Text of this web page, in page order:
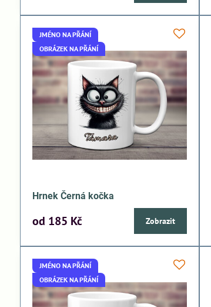
JMÉNO NA PŘÁNÍ
OBRÁZEK NA PŘÁNÍ
Hrnek Černá kočka
od 185 Kč Zobrazit
JMÉNO NA PŘÁNÍ
OBRÁZEK NA PŘÁNÍ